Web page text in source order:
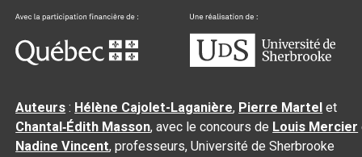
Auteurs : Hélène Cajolet-Laganière, Pierre Martel et
Chantal‑Édith Masson, avec le concours de Louis Mercier
Nadine Vincent, professeurs, Université de Sherbrooke